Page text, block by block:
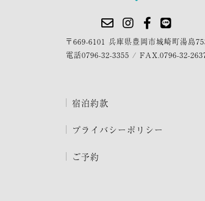
〒669-6101 兵庫県豊岡市城崎町湯島
電話0796-32-3355 / FAX.0796-32-
宿泊約款
プライバシーポリシー
ご予約